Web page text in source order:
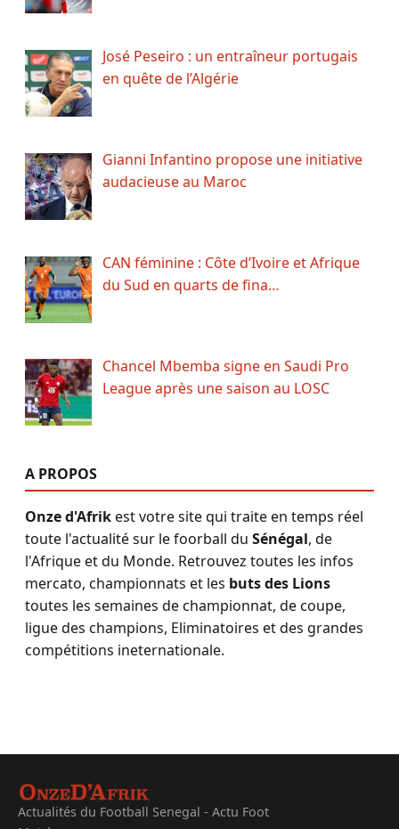
José Peseiro : un entraîneur portugais
en quête de l’Algérie
Gianni Infantino propose une initiative
audacieuse au Maroc
CAN féminine : Côte d’Ivoire et Afrique
du Sud en quarts de fina…
Chancel Mbemba signe en Saudi Pro
League après une saison au LOSC
A PROPOS
Onze d'Afrikest votre site qui traite en temps réel
toute l'actualité sur le foorball du Sénégal, de
l'Afrique et du Monde. Retrouvez toutes les infos
mercato, championnats et les buts des Lions
toutes les semaines de championnat, de coupe,
ligue des champions, Eliminatoires et des grandes
compétitions ineternationale.
Actualités du Football Senegal - Actu Foot